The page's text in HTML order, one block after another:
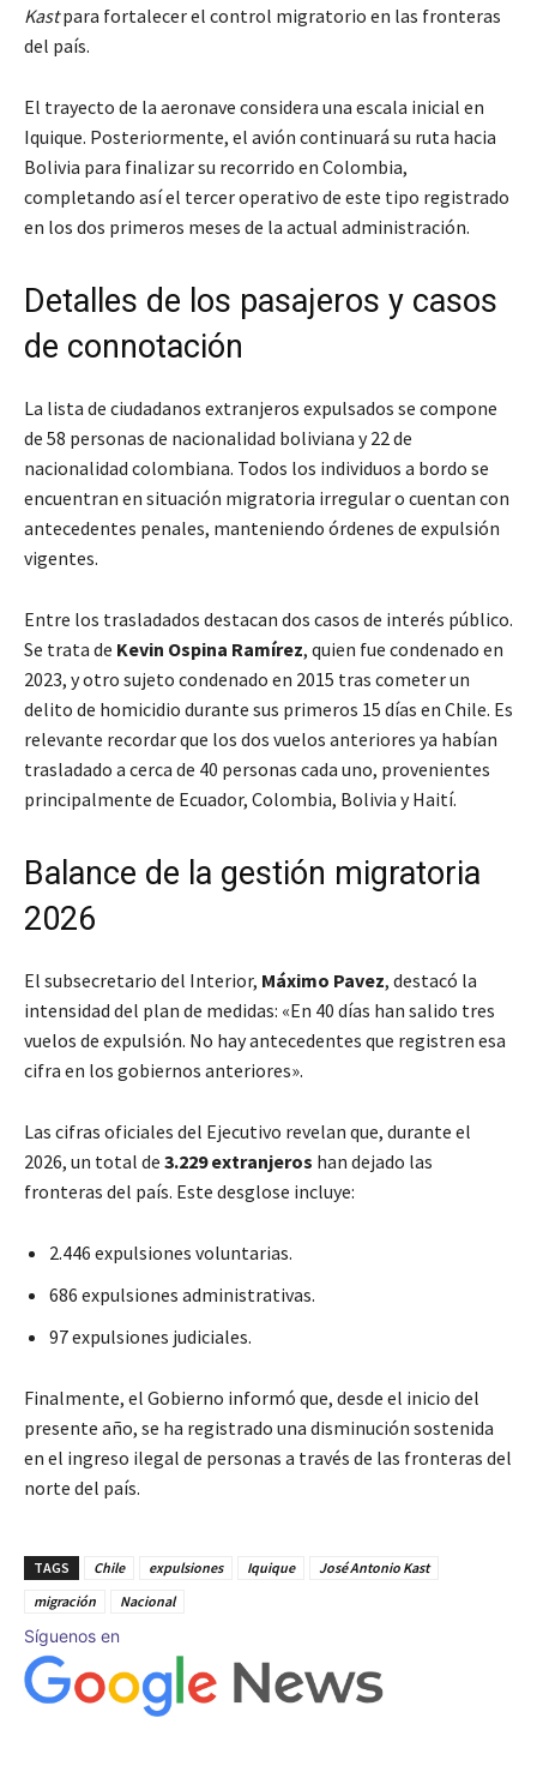
Kastpara fortalecer el control migratorio en las fronteras
del país.
El trayecto de la aeronave considera una escala inicial en
Iquique. Posteriormente, el avión continuará su ruta hacia
Bolivia para finalizar su recorrido en Colombia,
completando así el tercer operativo de este tipo registrado
en los dos primeros meses de la actual administración.
Detalles de los pasajeros y casos
de connotación
La lista de ciudadanos extranjeros expulsados se compone
de 58 personas de nacionalidad boliviana y 22 de
nacionalidad colombiana. Todos los individuos a bordo se
encuentran en situación migratoria irregular o cuentan con
antecedentes penales, manteniendo órdenes de expulsión
vigentes.
Entre los trasladados destacan dos casos de interés público.
Se trata de Kevin Ospina Ramírez, quien fue condenado en
2023, y otro sujeto condenado en 2015 tras cometer un
delito de homicidio durante sus primeros 15 días en Chile. Es
relevante recordar que los dos vuelos anteriores ya habían
trasladado a cerca de 40 personas cada uno, provenientes
principalmente de Ecuador, Colombia, Bolivia y Haití.
Balance de la gestión migratoria
2026
El subsecretario del Interior, Máximo Pavez, destacó la
intensidad del plan de medidas: «En 40 días han salido tres
vuelos de expulsión. No hay antecedentes que registren esa
cifra en los gobiernos anteriores».
Las cifras oficiales del Ejecutivo revelan que, durante el
2026, un total de 3.229 extranjeros han dejado las
fronteras del país. Este desglose incluye:
2.446 expulsiones voluntarias.
686 expulsiones administrativas.
97 expulsiones judiciales.
Finalmente, el Gobierno informó que, desde el inicio del
presente año, se ha registrado una disminución sostenida
en el ingreso ilegal de personas a través de las fronteras del
norte del país.
TAGS Chile expulsiones Iquique
José Antonio Kast
migración
Nacional
Síguenos en